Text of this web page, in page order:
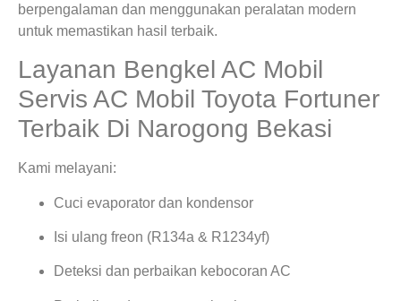
berpengalaman dan menggunakan peralatan modern
untuk memastikan hasil terbaik.
Layanan Bengkel AC Mobil
Servis AC Mobil Toyota Fortuner
Terbaik Di Narogong Bekasi
Kami melayani:
Cuci evaporator dan kondensor
Isi ulang freon (R134a & R1234yf)
Deteksi dan perbaikan kebocoran AC